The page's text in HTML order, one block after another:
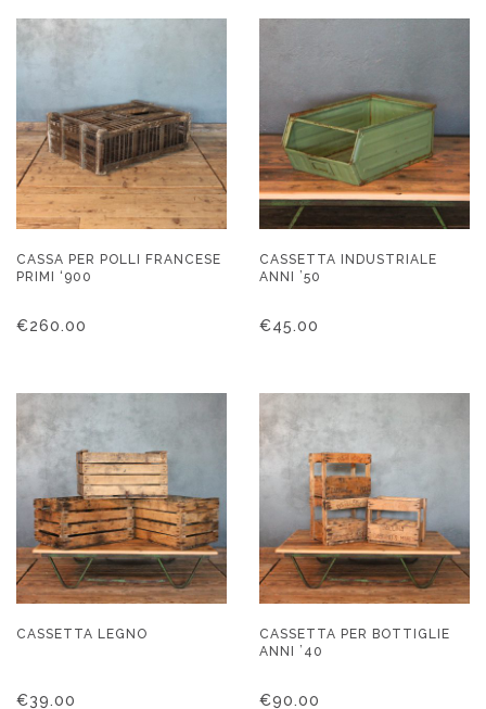
CASSA PER POLLI FRANCESE
PRIMI ‘900
€260.00
CASSETTA INDUSTRIALE
ANNI ’50
€45.00
CASSETTA LEGNO
€39.00
CASSETTA PER BOTTIGLIE
ANNI ’40
€90.00